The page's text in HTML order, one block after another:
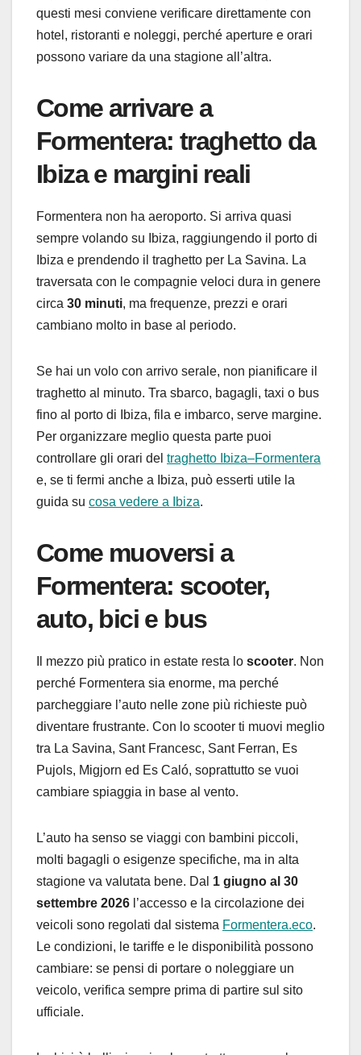
questi mesi conviene verificare direttamente con
hotel, ristoranti e noleggi, perché aperture e orari
possono variare da una stagione all’altra.
Come arrivare a
Formentera: traghetto da
Ibiza e margini reali
Formentera non ha aeroporto. Si arriva quasi
sempre volando su Ibiza, raggiungendo il porto di
Ibiza e prendendo il traghetto per La Savina. La
traversata con le compagnie veloci dura in genere
circa 30 minuti, ma frequenze, prezzi e orari
cambiano molto in base al periodo.
Se hai un volo con arrivo serale, non pianificare il
traghetto al minuto. Tra sbarco, bagagli, taxi o bus
fino al porto di Ibiza, fila e imbarco, serve margine.
Per organizzare meglio questa parte puoi
controllare gli orari del traghetto Ibiza–Formentera
e, se ti fermi anche a Ibiza, può esserti utile la
guida su cosa vedere a Ibiza.
Come muoversi a
Formentera: scooter,
auto, bici e bus
Il mezzo più pratico in estate resta lo scooter. Non
perché Formentera sia enorme, ma perché
parcheggiare l’auto nelle zone più richieste può
diventare frustrante. Con lo scooter ti muovi meglio
tra La Savina, Sant Francesc, Sant Ferran, Es
Pujols, Migjorn ed Es Caló, soprattutto se vuoi
cambiare spiaggia in base al vento.
L’auto ha senso se viaggi con bambini piccoli,
molti bagagli o esigenze specifiche, ma in alta
stagione va valutata bene. Dal 1 giugno al 30
settembre 2026 l’accesso e la circolazione dei
veicoli sono regolati dal sistema Formentera.eco.
Le condizioni, le tariffe e le disponibilità possono
cambiare: se pensi di portare o noleggiare un
veicolo, verifica sempre prima di partire sul sito
ufficiale.